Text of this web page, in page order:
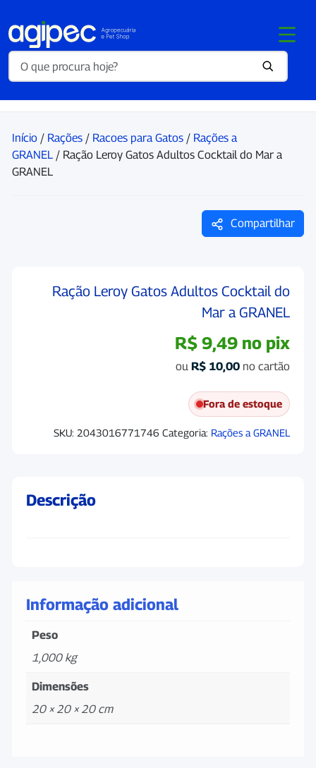
Início / Rações / Racoes para Gatos / Rações a
GRANEL / Ração Leroy Gatos Adultos Cocktail do Mar a
GRANEL
Compartilhar
Ração Leroy Gatos Adultos Cocktail do
Mar a GRANEL
R$ 9,49 no pix
ou R$ 10,00 no cartão
Fora de estoque
SKU: 2043016771746 Categoria: Rações a GRANEL
Descrição
Informação adicional
Peso
1,000 kg
Dimensões
20 × 20 × 20 cm